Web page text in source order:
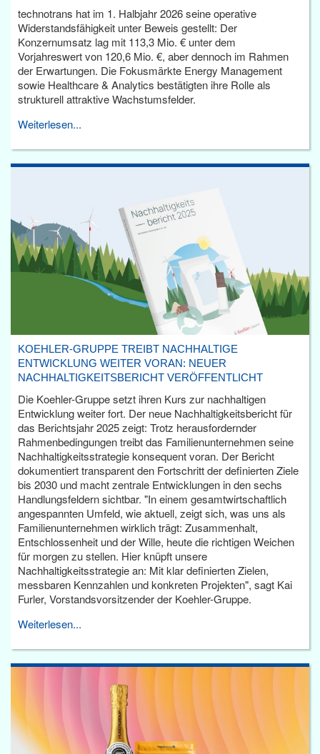
technotrans hat im 1. Halbjahr 2026 seine operative
Widerstandsfähigkeit unter Beweis gestellt: Der
Konzernumsatz lag mit 113,3 Mio. € unter dem
Vorjahreswert von 120,6 Mio. €, aber dennoch im Rahmen
der Erwartungen. Die Fokusmärkte Energy Management
sowie Healthcare & Analytics bestätigten ihre Rolle als
strukturell attraktive Wachstumsfelder.
Weiterlesen...
KOEHLER-GRUPPE TREIBT NACHHALTIGE
ENTWICKLUNG WEITER VORAN: NEUER
NACHHALTIGKEITSBERICHT VERÖFFENTLICHT
Die Koehler-Gruppe setzt ihren Kurs zur nachhaltigen
Entwicklung weiter fort. Der neue Nachhaltigkeitsbericht für
das Berichtsjahr 2025 zeigt: Trotz herausfordernder
Rahmenbedingungen treibt das Familienunternehmen seine
Nachhaltigkeitsstrategie konsequent voran. Der Bericht
dokumentiert transparent den Fortschritt der definierten Ziele
bis 2030 und macht zentrale Entwicklungen in den sechs
Handlungsfeldern sichtbar. "In einem gesamtwirtschaftlich
angespannten Umfeld, wie aktuell, zeigt sich, was uns als
Familienunternehmen wirklich trägt: Zusammenhalt,
Entschlossenheit und der Wille, heute die richtigen Weichen
für morgen zu stellen. Hier knüpft unsere
Nachhaltigkeitsstrategie an: Mit klar definierten Zielen,
messbaren Kennzahlen und konkreten Projekten", sagt Kai
Furler, Vorstandsvorsitzender der Koehler-Gruppe.
Weiterlesen...